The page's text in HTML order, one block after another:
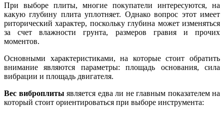
При выборе плиты, многие покупатели интересуются, на
какую глубину плита уплотняет. Однако вопрос этот имеет
риторический характер, поскольку глубина может изменяться
за счет влажности грунта, размеров гравия и прочих
моментов.
Основными характеристиками, на которые стоит обратить
внимание являются параметры: площадь основания, сила
вибрации и площадь двигателя.
Вес виброплиты является едва ли не главным показателем на
который стоит ориентироваться при выборе инструмента: